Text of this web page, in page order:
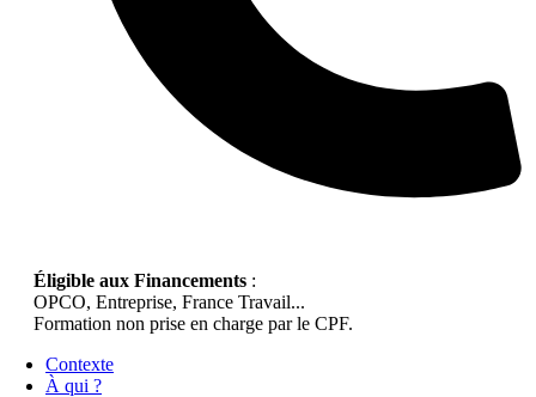
Éligible aux Financements :
OPCO, Entreprise, France Travail...
Formation non prise en charge par le CPF.
Contexte
À qui ?